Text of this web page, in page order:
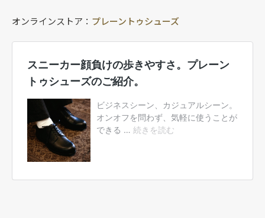
オンラインストア： プレーントゥシューズ